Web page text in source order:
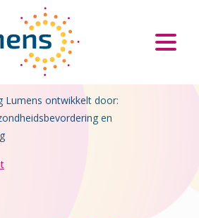
Lumens ontwikkelt door:
en